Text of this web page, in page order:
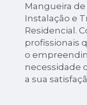
Mangueira
Instalação e
Residencial.
profissionais
o
necessidade
a sua